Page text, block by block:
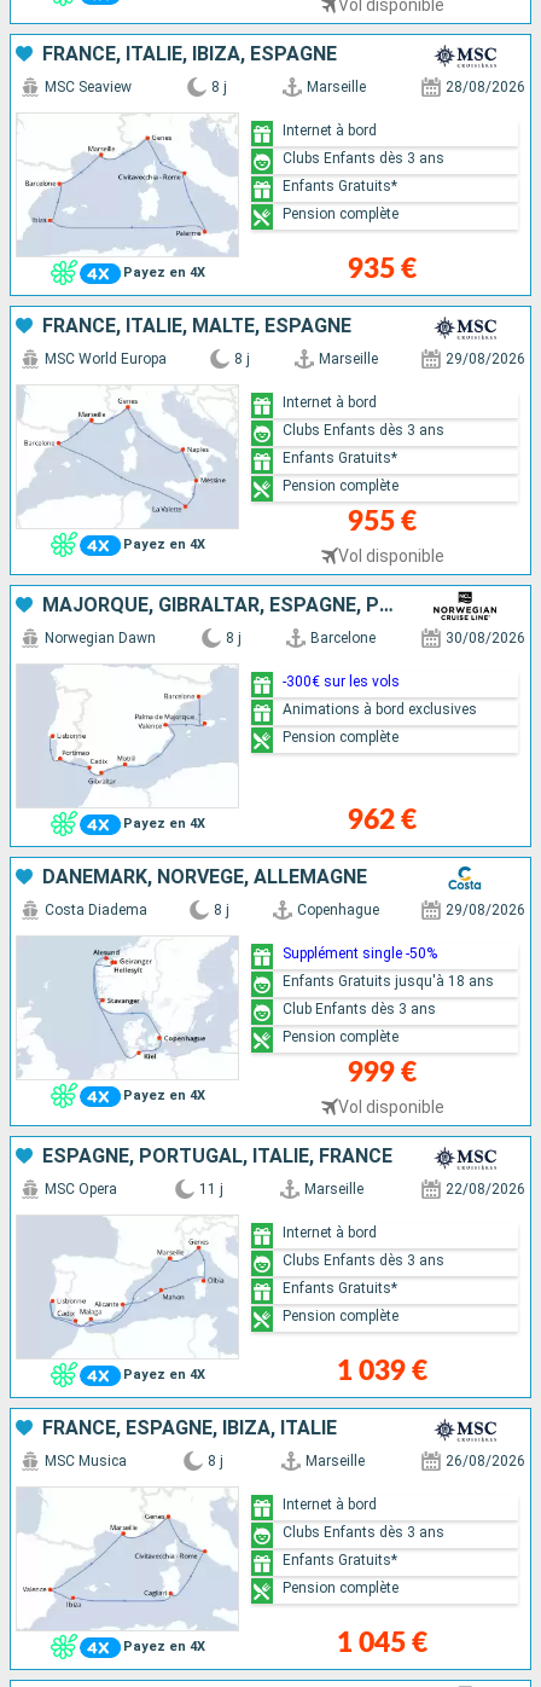
Vol disponible
FRANCE, ITALIE, IBIZA, ESPAGNE
Payez en 4X
MSC Seaview 8 j Marseille 28/08/2026
935 €
Internet à bord
Clubs Enfants dès 3 ans
Enfants Gratuits*
Pension complète
FRANCE, ITALIE, MALTE, ESPAGNE
Payez en 4X
MSC World Europa 8 j Marseille 29/08/2026
955 €
Vol disponible
Internet à bord
Clubs Enfants dès 3 ans
Enfants Gratuits*
Pension complète
MAJORQUE, GIBRALTAR, ESPAGNE, PORTUGAL
Payez en 4X
Norwegian Dawn 8 j Barcelone 30/08/2026
962 €
-300€ sur les vols
Animations à bord exclusives
Pension complète
DANEMARK, NORVÈGE, ALLEMAGNE
Payez en 4X
Costa Diadema 8 j Copenhague 29/08/2026
999 €
Vol disponible
Supplément single -50%
Enfants Gratuits jusqu'à 18 ans
Club Enfants dès 3 ans
Pension complète
ESPAGNE, PORTUGAL, ITALIE, FRANCE
Payez en 4X
MSC Opera 11 j Marseille 22/08/2026
1 039 €
Internet à bord
Clubs Enfants dès 3 ans
Enfants Gratuits*
Pension complète
FRANCE, ESPAGNE, IBIZA, ITALIE
Payez en 4X
MSC Musica 8 j Marseille 26/08/2026
1 045 €
Internet à bord
Clubs Enfants dès 3 ans
Enfants Gratuits*
Pension complète